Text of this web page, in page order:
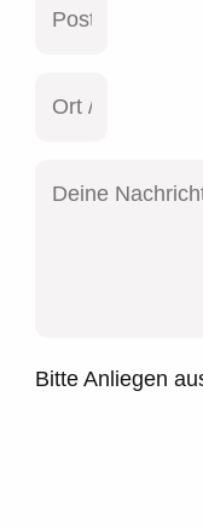
Bitte Anliegen